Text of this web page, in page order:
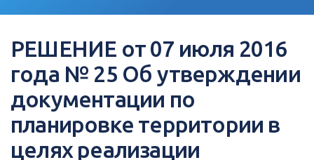
РЕШЕНИЕ от 07 июля 2016
года № 25 Об утверждении
документации по
планировке территории в
целях реализации